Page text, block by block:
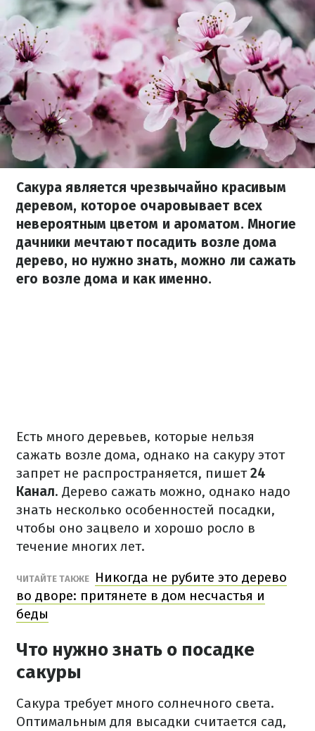
Сакура является чрезвычайно красивым
деревом, которое очаровывает всех
невероятным цветом и ароматом. Многие
дачники мечтают посадить возле дома
дерево, но нужно знать, можно ли сажать
его возле дома и как именно.
Есть много деревьев, которые нельзя
сажать возле дома, однако на сакуру этот
запрет не распространяется, пишет24
Канал. Дерево сажать можно, однако надо
знать несколько особенностей посадки,
чтобы оно зацвело и хорошо росло в
течение многих лет.
ЧИТАЙТЕ ТАКЖЕ
Никогда не рубите это дерево
во дворе: притянете в дом несчастья и
беды
Что нужно знать о посадке
сакуры
Сакура требует много солнечного света.
Оптимальным для высадки считается сад,